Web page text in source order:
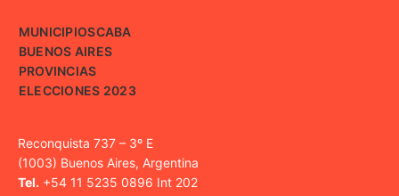
MUNICIPIOSCABA
BUENOS AIRES
PROVINCIAS
ELECCIONES 2023
Reconquista 737 – 3º E
(1003) Buenos Aires, Argentina
Tel. +54 11 5235 0896 Int 202